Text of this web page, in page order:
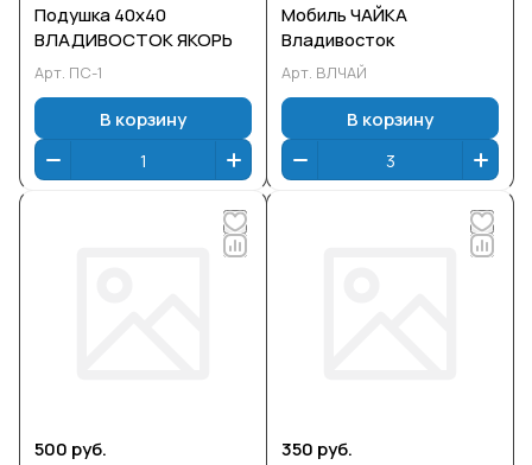
Подушка 40х40
ВЛАДИВОСТОК ЯКОРЬ
Арт. ПС-1
В корзину
Мобиль ЧАЙКА
Владивосток
Арт. ВЛЧАЙ
В корзину
500 руб.
350 руб.